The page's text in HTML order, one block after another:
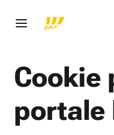
Cookie
portale